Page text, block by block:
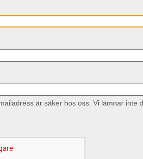
är säker hos oss. Vi lämnar inte